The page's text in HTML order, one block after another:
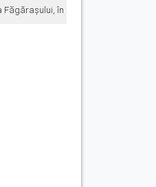
înainte de premiera în